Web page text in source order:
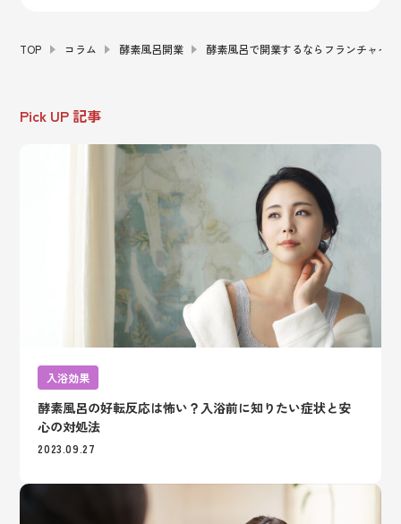
TOP コラム 酵素風呂開業 酵素風呂で開業するならフランチャイ
Pick UP 記事
入浴効果
酵素風呂の好転反応は怖い？入浴前に知りたい症状と安
心の対処法
2023.09.27